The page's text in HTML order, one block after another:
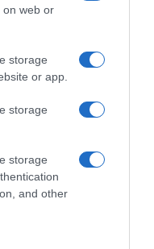
on web or
storage
or app.
storage
storage
and other